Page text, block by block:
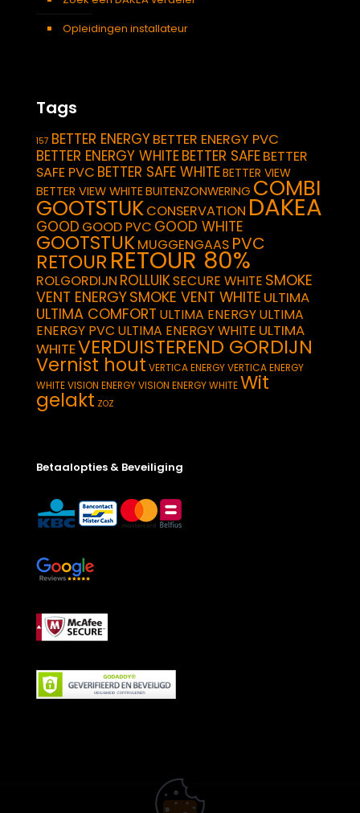
Opleidingen installateur
Tags
157 BETTER ENERGYBETTER ENERGY PVC
BETTER ENERGY WHITEBETTER SAFEBETTER
SAFE PVC BETTER SAFE WHITEBETTER VIEW
BETTER VIEW WHITEBUITENZONWERING COMBI
GOOTSTUKCONSERVATION DAKEA
GOOD GOOD PVC GOOD WHITE
GOOTSTUKMUGGENGAAS PVC
RETOUR RETOUR 80%
ROLGORDIJN ROLLUIKSECURE WHITE SMOKE
VENT ENERGYSMOKE VENT WHITE ULTIMA
ULTIMA COMFORT ULTIMA ENERGYULTIMA
ENERGY PVC ULTIMA ENERGY WHITE ULTIMA
WHITEVERDUISTEREND GORDIJN
Vernist hout VERTICA ENERGYVERTICA ENERGY
WHITEVISION ENERGYVISION ENERGY WHITEWit
gelakt ZOZ
Betaalopties & Beveiliging